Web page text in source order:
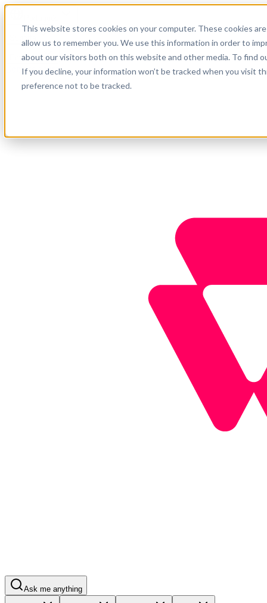
This website stores cookies on your computer. These cookies
allow us to remember you. We use this information in order to
about our visitors both on this website and other media. To find
If you decline, your information won’t be tracked when you visit
preference not to be tracked.
Suporte
Empresa
Comece agora
Ask me anything